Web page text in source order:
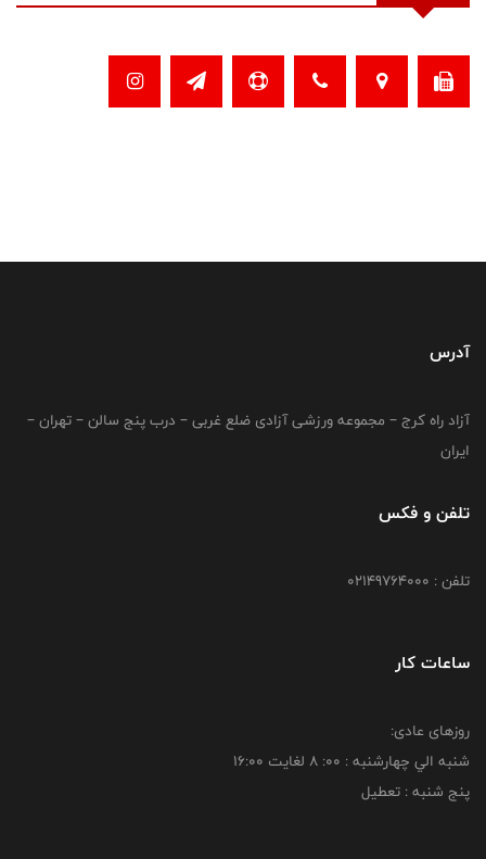
آدرس
آزاد راه کرج – مجموعه ورزشی آزادی ضلع غربی – درب پنج سالن – تهران –
ایران
تلفن و فکس
تلفن : 02149764000
ساعات کار
روزهای عادی:
شنبه الي چهارشنبه : 00: 8 لغايت 16:00
پنج شنبه : تعطیل